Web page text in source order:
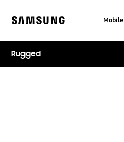
content
Mobile
Rugged